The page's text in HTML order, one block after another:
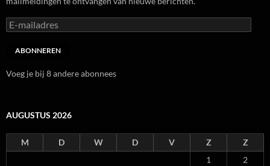
E-
mailadres
ABONNEREN
Voeg je bij 8 andere abonnees
AUGUSTUS 2026
M D W D V Z
Z
1
2